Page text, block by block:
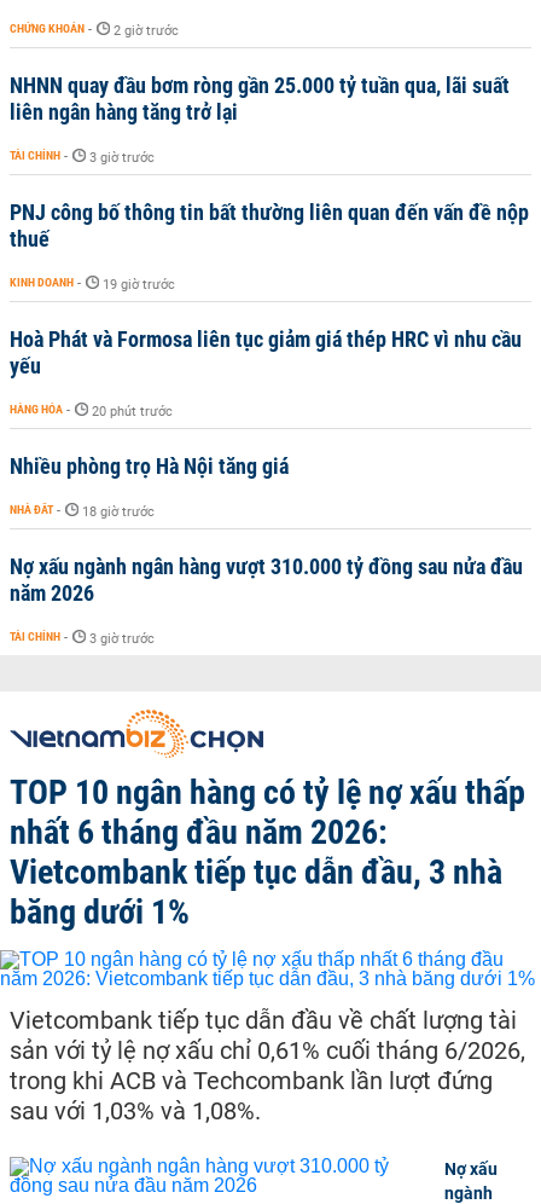
CHỨNG KHOÁN - 2 giờ trước
NHNN quay đầu bơm ròng gần 25.000 tỷ tuần qua, lãi suất
liên ngân hàng tăng trở lại
TÀI CHÍNH - 3 giờ trước
PNJ công bố thông tin bất thường liên quan đến vấn đề nộp
thuế
KINH DOANH - 19 giờ trước
Hoà Phát và Formosa liên tục giảm giá thép HRC vì nhu cầu
yếu
HÀNG HÓA - 20 phút trước
Nhiều phòng trọ Hà Nội tăng giá
NHÀ ĐẤT - 18 giờ trước
Nợ xấu ngành ngân hàng vượt 310.000 tỷ đồng sau nửa đầu
năm 2026
TÀI CHÍNH - 3 giờ trước
TOP 10 ngân hàng có tỷ lệ nợ xấu thấp
nhất 6 tháng đầu năm 2026:
Vietcombank tiếp tục dẫn đầu, 3 nhà
băng dưới 1%
Vietcombank tiếp tục dẫn đầu về chất lượng tài
sản với tỷ lệ nợ xấu chỉ 0,61% cuối tháng 6/2026,
trong khi ACB và Techcombank lần lượt đứng
sau với 1,03% và 1,08%.
Nợ xấu
ngành